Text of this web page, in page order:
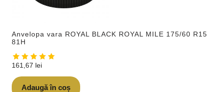
Anvelopa vara ROYAL BLACK ROYAL MILE 175/60 R15
81H
161,67 lei
Adaugă în coș